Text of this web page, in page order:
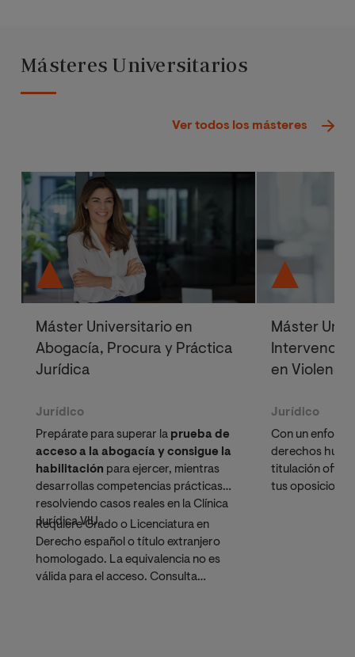
Másteres Universitarios
Máster Universitario en
Abogacía, Procura y Práctica
Jurídica
Jurídico
Prepárate para superar la prueba de
acceso a la abogacía y consigue la
habilitación para ejercer, mientras
desarrollas competencias prácticas
resolviendo casos reales en la Clínica
Jurídica VIU.
Requiere Grado o Licenciatura en
Derecho español o título extranjero
homologado. La equivalencia no es
válida para el acceso. Consulta
Máster
en
Jurídico
Con un
derechos
titulación oficial
tus
Ver todos los másteres